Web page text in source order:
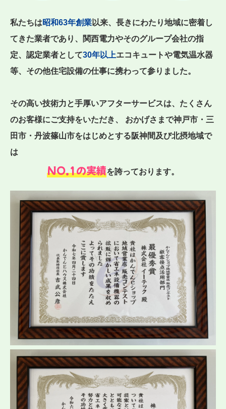
私たちは昭和63年創業以来、長きにわたり地域に密着し
てきた業者であり、関西電力やそのグループ会社の指
定、認定業者として30年以上エコキュートや電気温水器
等、その他住宅設備の仕事に携わって参りました。
その高い技術力と手厚いアフターサービスは、たくさん
のお客様にご支持をいただき、 おかげさまで神戸市・三
田市・丹波篠山市をはじめとする阪神間及び北摂地域で
は
NO.1の実績を誇っております。